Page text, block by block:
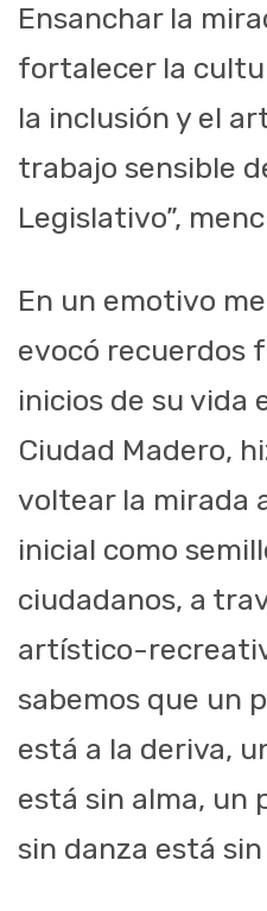
Ensanchar la
fortalecer la
la inclusión y el
trabajo sensible
Legislativo”,
En un emotivo
evocó recuerdos
inicios de su vida
Ciudad Madero,
voltear la mirada
inicial como
ciudadanos, a
artístico-
sabemos que un
está a la deriva,
está sin alma, un
sin danza está sin